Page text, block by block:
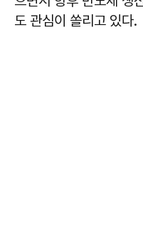
도 관심이 쏠리고 있다.